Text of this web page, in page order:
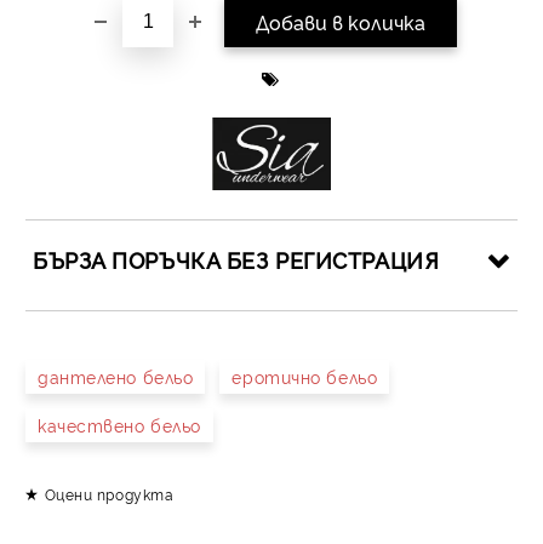
БЪРЗА ПОРЪЧКА БЕЗ РЕГИСТРАЦИЯ
дантелено бельо еротично бельо
качествено бельо
Оцени продукта